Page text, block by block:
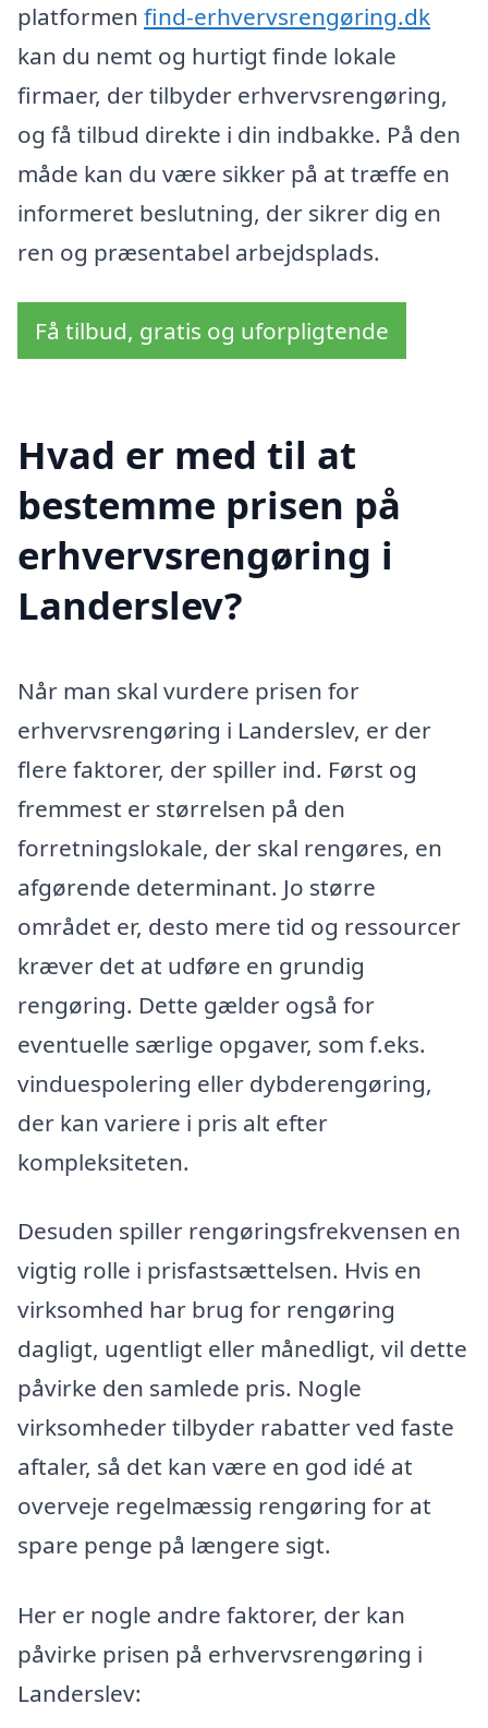
platformen find-erhvervsrengøring.dk
kan du nemt og hurtigt finde lokale
firmaer, der tilbyder erhvervsrengøring,
og få tilbud direkte i din indbakke. På den
måde kan du være sikker på at træffe en
informeret beslutning, der sikrer dig en
ren og præsentabel arbejdsplads.
Få tilbud, gratis og uforpligtende
Hvad er med til at
bestemme prisen på
erhvervsrengøring i
Landerslev?
Når man skal vurdere prisen for
erhvervsrengøring i Landerslev, er der
flere faktorer, der spiller ind. Først og
fremmest er størrelsen på den
forretningslokale, der skal rengøres, en
afgørende determinant. Jo større
området er, desto mere tid og ressourcer
kræver det at udføre en grundig
rengøring. Dette gælder også for
eventuelle særlige opgaver, som f.eks.
vinduespolering eller dybderengøring,
der kan variere i pris alt efter
kompleksiteten.
Desuden spiller rengøringsfrekvensen en
vigtig rolle i prisfastsættelsen. Hvis en
virksomhed har brug for rengøring
dagligt, ugentligt eller månedligt, vil dette
påvirke den samlede pris. Nogle
virksomheder tilbyder rabatter ved faste
aftaler, så det kan være en god idé at
overveje regelmæssig rengøring for at
spare penge på længere sigt.
Her er nogle andre faktorer, der kan
påvirke prisen på erhvervsrengøring i
Landerslev: